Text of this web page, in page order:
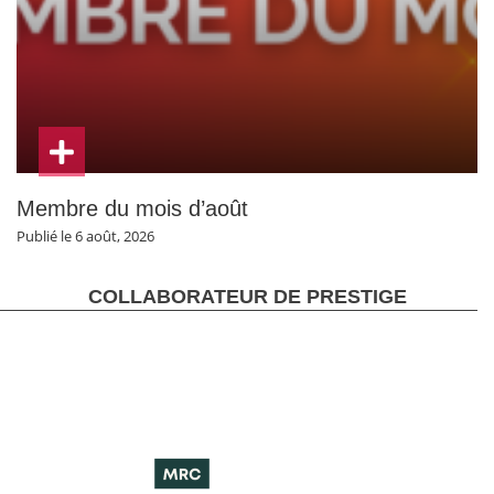
Membre du mois d’août
Publié le 6 août, 2026
COLLABORATEUR DE PRESTIGE